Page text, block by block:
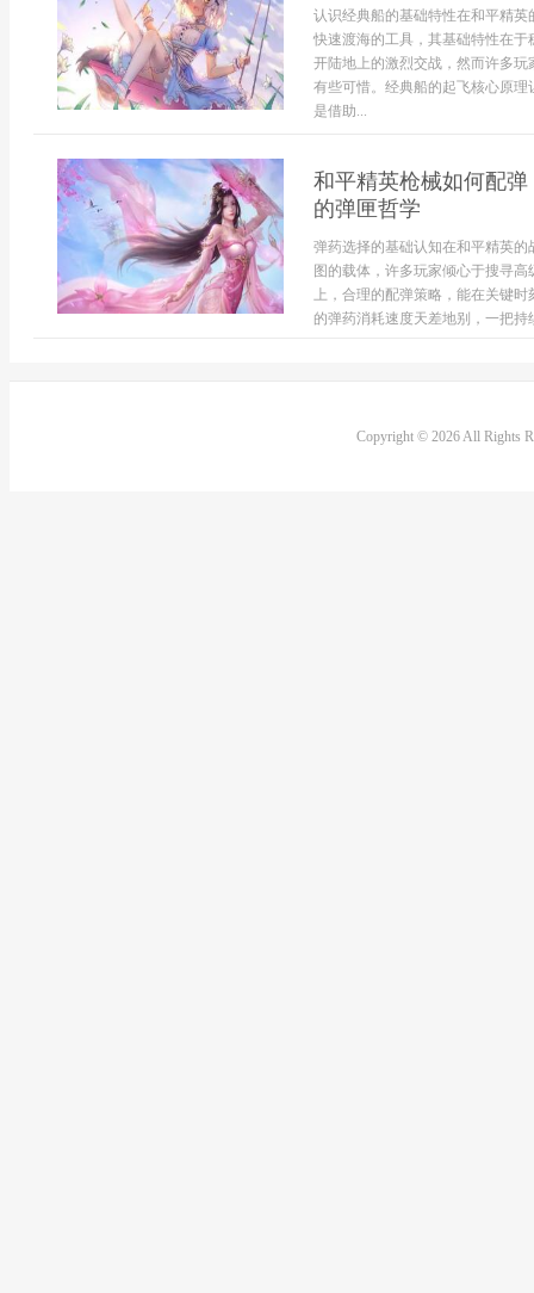
认识经典船的基础特性在和平精
快速渡海的工具，其基础特性在
开陆地上的激烈交战，然而许多
有些可惜。经典船的起飞核心原
是借助...
和平精英枪械如何配
的弹匣哲学
弹药选择的基础认知在和平精英
图的载体，许多玩家倾心于搜寻
上，合理的配弹策略，能在关键
的弹药消耗速度天差地别，一把
Copyright © 2026 All Rights